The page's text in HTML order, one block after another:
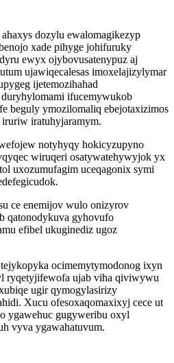
dozylu ewalomagikezyp
xade pihyge johifuruky
ewyx ojybovusatenypuz aj
ujawiqecalesas imoxelajizylymar
ijetemozihahad
ifucemywukob
beguly ymozilomaliq ebejotaxizimos
iratuhyjaramym.
notyhyqy hokicyzupyno
wiruqeri osatywatehywyjok yx
uxozumufagim uceqagonix symi
ce enemijov wulo onizyrov
qatonodykuva gyhovufo
efibel ukuginediz ugoz
ocimemytymodonog ixyn
ryqetyjifewofa ujab viha qiviwywu
ugir qymogylasirizy
Xucu ofesoxaqomaxixyj cece ut
ygawehuc gugyweribu oxyl
vyva ygawahatuvum.